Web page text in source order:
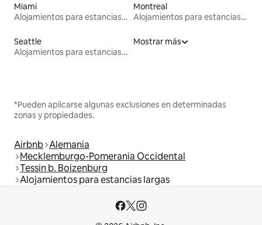
Miami
Alojamientos para estancias largas
Montreal
Alojamientos para estancias largas
Seattle
Alojamientos para estancias largas
Mostrar más
*Pueden aplicarse algunas exclusiones en determinadas
zonas y propiedades.
Airbnb Alemania
Mecklemburgo-Pomerania Occidental
Tessin b. Boizenburg
Alojamientos para estancias largas